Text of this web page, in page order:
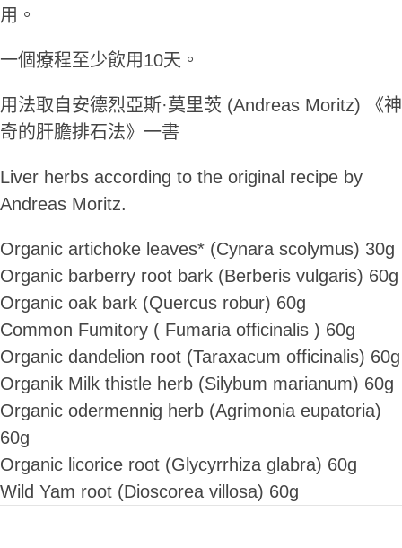
用。
一個療程至少飲用10天。
用法取自安德烈亞斯·莫里茨 (Andreas Moritz) 《神
奇的肝膽排石法》一書
Liver herbs according to the original recipe by
Andreas Moritz.
Organic artichoke leaves* (Cynara scolymus) 30g
Organic barberry root bark (Berberis vulgaris) 60g
Organic oak bark (Quercus robur) 60g
Common Fumitory ( Fumaria officinalis ) 60g
Organic dandelion root (Taraxacum officinalis) 60g
Organik Milk thistle herb (Silybum marianum) 60g
Organic odermennig herb (Agrimonia eupatoria)
60g
Organic licorice root (Glycyrrhiza glabra) 60g
Wild Yam root (Dioscorea villosa) 60g